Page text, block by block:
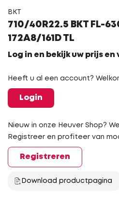
BKT
710/40R22.5 BKT FL-
172A8/161D TL
Log in en bekijk uw prijs en
Heeft u al een account?
Login
Nieuw in onze Heuver Shop?
Registreer en profiteer van
Registreren
Download productpagina